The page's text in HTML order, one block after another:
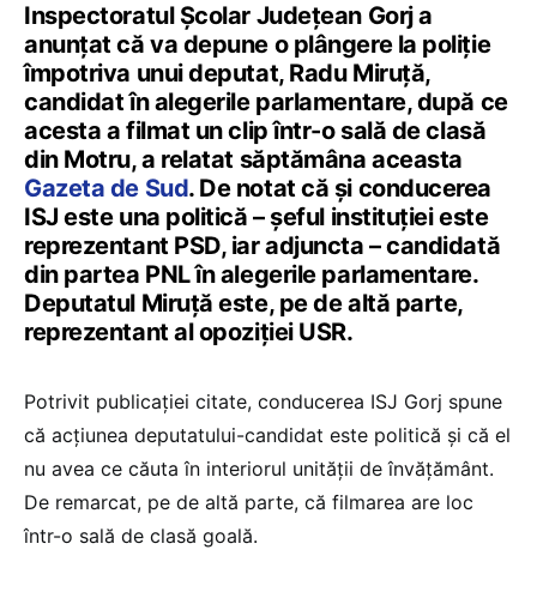
Inspectoratul Școlar Județean Gorj a
anunțat că va depune o plângere la poliție
împotriva unui deputat, Radu Miruță,
candidat în alegerile parlamentare, după ce
acesta a filmat un clip într-o sală de clasă
din Motru, a relatat săptămâna aceasta
Gazeta de Sud. De notat că și conducerea
ISJ este una politică – șeful instituției este
reprezentant PSD, iar adjuncta – candidată
din partea PNL în alegerile parlamentare.
Deputatul Miruță este, pe de altă parte,
reprezentant al opoziției USR.
Potrivit publicației citate, conducerea ISJ Gorj spune
că acțiunea deputatului-candidat este politică și că el
nu avea ce căuta în interiorul unității de învățământ.
De remarcat, pe de altă parte, că filmarea are loc
într-o sală de clasă goală.